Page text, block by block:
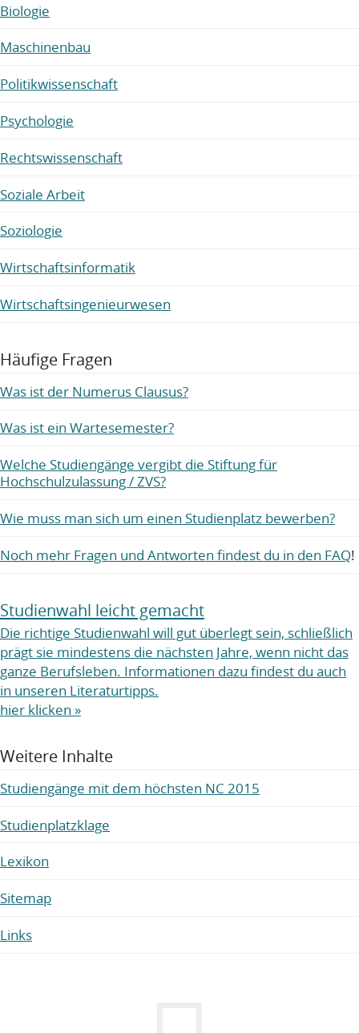
Biologie
Maschinenbau
Politikwissenschaft
Psychologie
Rechtswissenschaft
Soziale Arbeit
Soziologie
Wirtschaftsinformatik
Wirtschaftsingenieurwesen
Häufige Fragen
Was ist der Numerus Clausus?
Was ist ein Wartesemester?
Welche Studiengänge vergibt die Stiftung für
Hochschulzulassung / ZVS?
Wie muss man sich um einen Studienplatz bewerben?
Noch mehr Fragen und Antworten findest du in den FAQ!
Studienwahl leicht gemacht
Die richtige Studienwahl will gut überlegt sein, schließlich
prägt sie mindestens die nächsten Jahre, wenn nicht das
ganze Berufsleben. Informationen dazu findest du auch
in unseren Literaturtipps.
hier klicken »
Weitere Inhalte
Studiengänge mit dem höchsten NC 2015
Studienplatzklage
Lexikon
Sitemap
Links